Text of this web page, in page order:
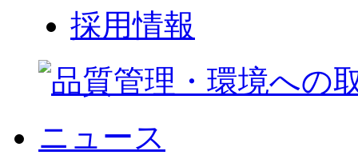
採用情報
ニュース